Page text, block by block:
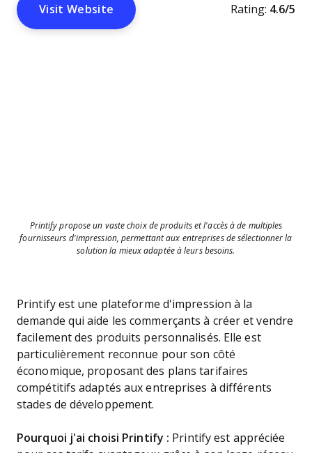
Visit Website Rating: 4.6/5
Printify propose un vaste choix de produits et l'accès à de multiples
fournisseurs d'impression, permettant aux entreprises de sélectionner la
solution la mieux adaptée à leurs besoins.
Printify est une plateforme d'impression à la
demande qui aide les commerçants à créer et vendre
facilement des produits personnalisés. Elle est
particulièrement reconnue pour son côté
économique, proposant des plans tarifaires
compétitifs adaptés aux entreprises à différents
stades de développement.
Pourquoi j'ai choisi Printify : Printify est appréciée